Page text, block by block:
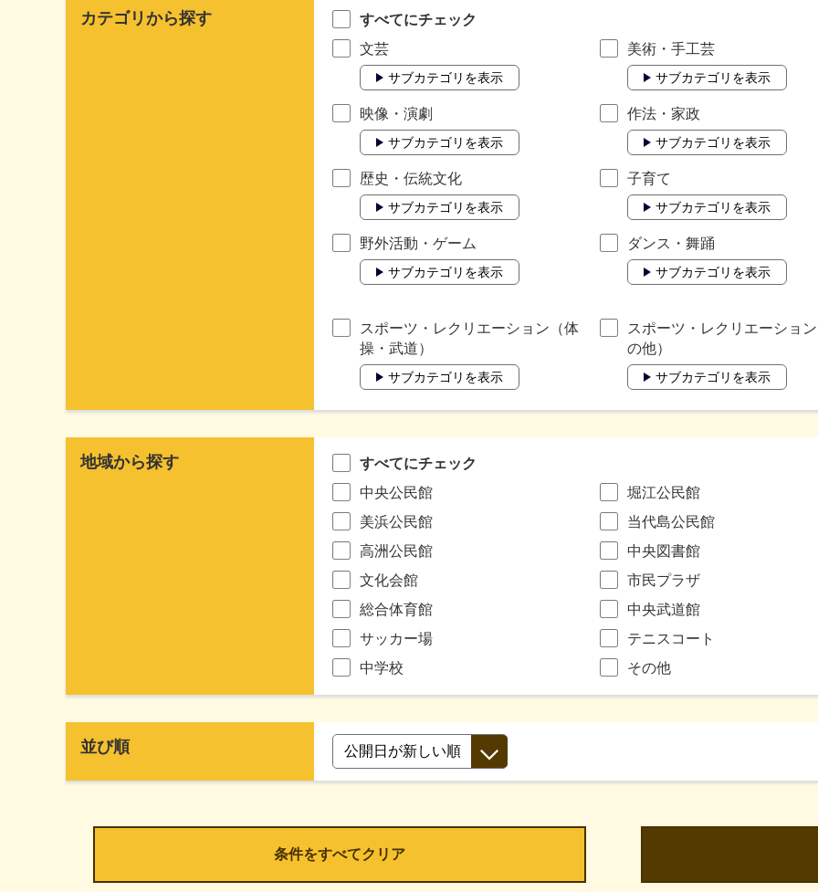
カテゴリから探す
すべてにチェック
文芸
サブカテゴリを表示
美術・手工芸
サブカテゴリを表示
映像・演劇
サブカテゴリを表示
作法・家政
サブカテゴリを表示
歴史・伝統文化
サブカテゴリを表示
子育て
サブカテゴリを表示
野外活動・ゲーム
サブカテゴリを表示
ダンス・舞踊
サブカテゴリを表示
スポーツ・レクリエーション（体
操・武道）
サブカテゴリを表示
スポーツ・レクリエーショ
の他）
サブカテゴリを表示
地域から探す
すべてにチェック
中央公民館
堀江公民館
美浜公民館
当代島公民館
高洲公民館
中央図書館
文化会館
市民プラザ
総合体育館
中央武道館
サッカー場
テニスコート
中学校
その他
並び順